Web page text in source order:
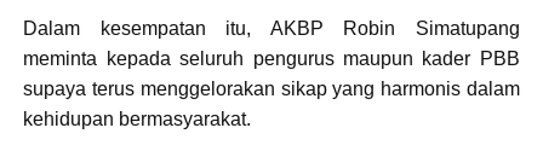
Dalam kesempatan itu, AKBP Robin Simatupang
meminta kepada seluruh pengurus maupun kader PBB
supaya terus menggelorakan sikap yang harmonis dalam
kehidupan bermasyarakat.